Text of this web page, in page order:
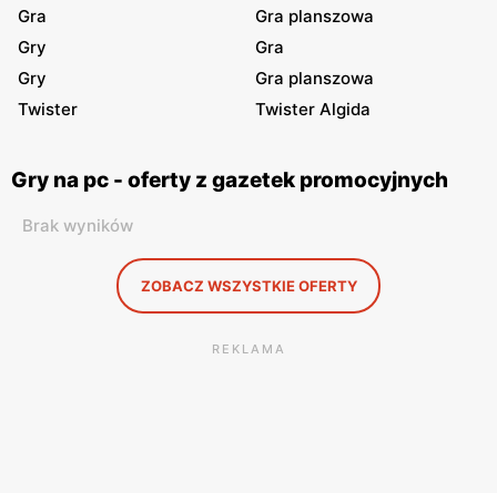
Gra
Gra planszowa
Gry
Gra
Gry
Gra planszowa
Twister
Twister Algida
Gry na pc - oferty z gazetek promocyjnych
Brak wyników
ZOBACZ WSZYSTKIE OFERTY
REKLAMA